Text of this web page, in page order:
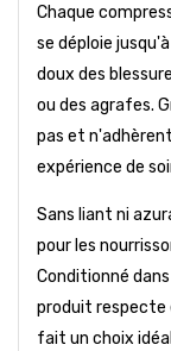
Chaque
se déploie
doux des
ou des agrafes.
pas et
expérience de
Sans liant ni
pour les
Conditionné
produit respecte
fait un choix